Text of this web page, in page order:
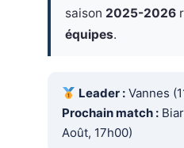
saison 2025-2026
équipes.
Leader :Vannes
Prochain match :
Août, 17h00)